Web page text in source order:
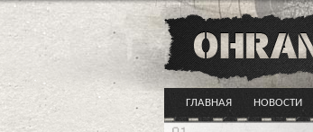
ГЛАВНАЯ НОВОСТИ